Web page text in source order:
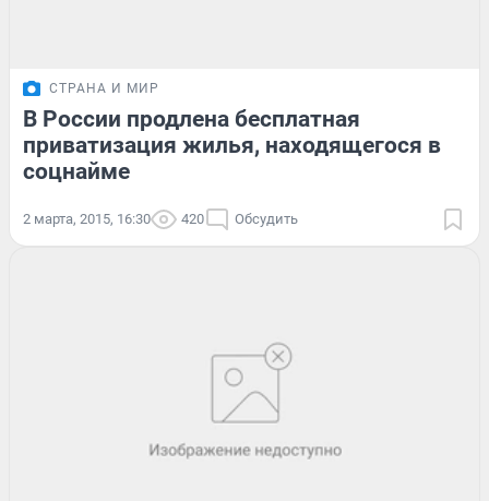
СТРАНА И МИР
В России продлена бесплатная
приватизация жилья, находящегося в
соцнайме
2 марта, 2015, 16:30 420 Обсудить